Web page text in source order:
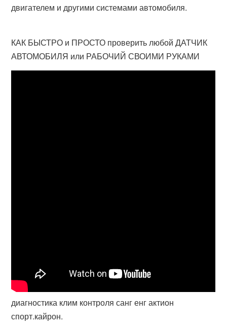
двигателем и другими системами автомобиля.
КАК БЫСТРО и ПРОСТО проверить любой ДАТЧИК
АВТОМОБИЛЯ или РАБОЧИЙ СВОИМИ РУКАМИ
диагностика клим контроля санг енг актион
спорт.кайрон.